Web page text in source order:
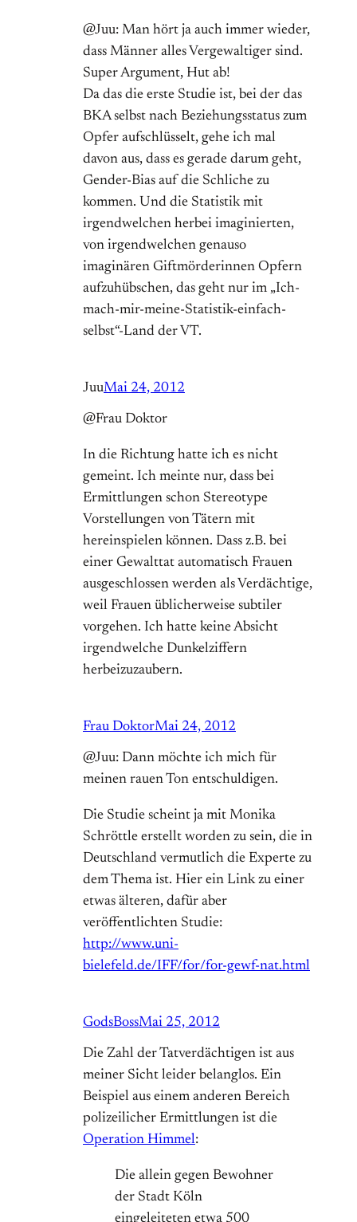
@Juu: Man hört ja auch immer wieder,
dass Männer alles Vergewaltiger sind.
Super Argument, Hut ab!
Da das die erste Studie ist, bei der das
BKA selbst nach Beziehungsstatus zum
Opfer aufschlüsselt, gehe ich mal
davon aus, dass es gerade darum geht,
Gender-Bias auf die Schliche zu
kommen. Und die Statistik mit
irgendwelchen herbei imaginierten,
von irgendwelchen genauso
imaginären Giftmörderinnen Opfern
aufzuhübschen, das geht nur im „Ich-
mach-mir-meine-Statistik-einfach-
selbst“-Land der VT.
JuuMai 24, 2012
@Frau Doktor
In die Richtung hatte ich es nicht
gemeint. Ich meinte nur, dass bei
Ermittlungen schon Stereotype
Vorstellungen von Tätern mit
hereinspielen können. Dass z.B. bei
einer Gewalttat automatisch Frauen
ausgeschlossen werden als Verdächtige,
weil Frauen üblicherweise subtiler
vorgehen. Ich hatte keine Absicht
irgendwelche Dunkelziffern
herbeizuzaubern.
Frau DoktorMai 24, 2012
@Juu: Dann möchte ich mich für
meinen rauen Ton entschuldigen.
Die Studie scheint ja mit Monika
Schröttle erstellt worden zu sein, die in
Deutschland vermutlich die Experte zu
dem Thema ist. Hier ein Link zu einer
etwas älteren, dafür aber
veröffentlichten Studie:
http://www.uni-
bielefeld.de/IFF/for/for-gewf-nat.html
GodsBossMai 25, 2012
Die Zahl der Tatverdächtigen ist aus
meiner Sicht leider belanglos. Ein
Beispiel aus einem anderen Bereich
polizeilicher Ermittlungen ist die
Operation Himmel:
Die allein gegen Bewohner
der Stadt Köln
eingeleiteten etwa 500